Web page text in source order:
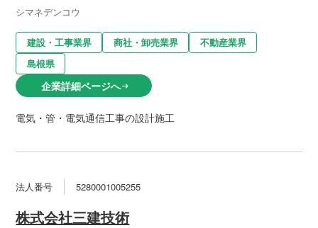
シマネデンコウ
建設・工事業界 商社・卸売業界
不動産業界
島根県
企業詳細ページへarrow_right_alt
電気・管・電気通信工事の設計施工
法人番号 5280001005255
株式会社三建技術